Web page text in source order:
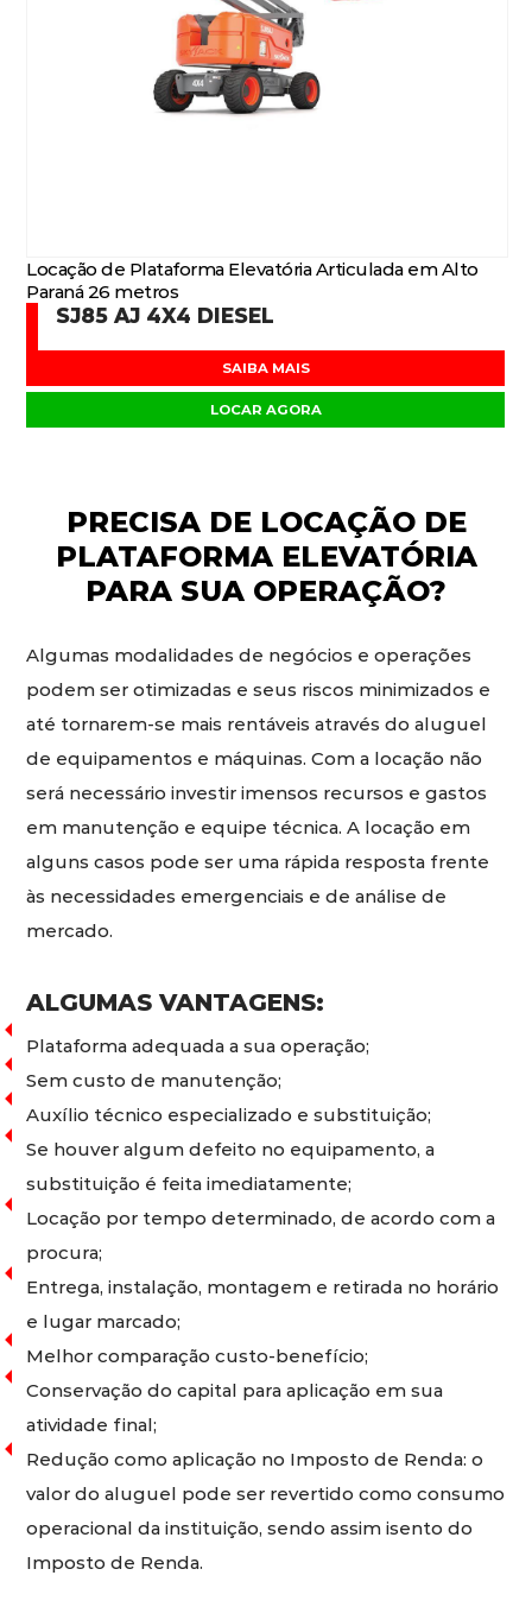
Locação de Plataforma Elevatória Articulada em Alto
Paraná 26 metros
SJ85 AJ 4X4 DIESEL
SAIBA MAIS
LOCAR AGORA
PRECISA DE LOCAÇÃO DE
PLATAFORMA ELEVATÓRIA
PARA SUA OPERAÇÃO?
Algumas modalidades de negócios e operações
podem ser otimizadas e seus riscos minimizados e
até tornarem-se mais rentáveis através do aluguel
de equipamentos e máquinas. Com a locação não
será necessário investir imensos recursos e gastos
em manutenção e equipe técnica. A locação em
alguns casos pode ser uma rápida resposta frente
às necessidades emergenciais e de análise de
mercado.
ALGUMAS VANTAGENS:
Plataforma adequada a sua operação;
Sem custo de manutenção;
Auxílio técnico especializado e substituição;
Se houver algum defeito no equipamento, a
substituição é feita imediatamente;
Locação por tempo determinado, de acordo com a
procura;
Entrega, instalação, montagem e retirada no horário
e lugar marcado;
Melhor comparação custo-benefício;
Conservação do capital para aplicação em sua
atividade final;
Redução como aplicação no Imposto de Renda: o
valor do aluguel pode ser revertido como consumo
operacional da instituição, sendo assim isento do
Imposto de Renda.